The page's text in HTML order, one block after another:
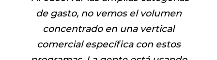
de gasto, no vemos el volumen
concentrado en una vertical
comercial específica con estos